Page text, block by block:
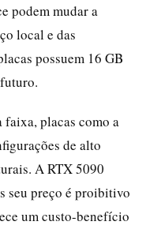
podem mudar a
local e das
possuem 16 GB
faixa, placas como a
de alto
A RTX 5090
seu preço é proibitivo
um custo-benefício